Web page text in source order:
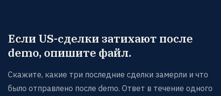
Если US-сделки затихают после
demo, опишите файл.
Скажите, какие три последние сделки замерли и что
было отправлено после demo. Ответ в течение одного